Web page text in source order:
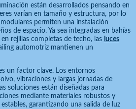
están desarrollados pensando en
varían en tamaño y estructura, por lo
permiten una instalación
de espacio. Ya sea integradas en bahías
rejillas completas de techo, las luces
automotriz mantienen un
un factor clave. Los entornos
vibraciones y largas jornadas de
soluciones están diseñadas para
mediante materiales robustos y
garantizando una salida de luz